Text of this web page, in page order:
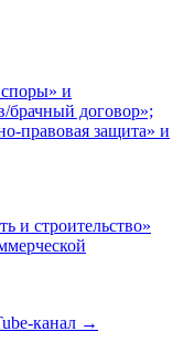
и
брачный договор»;
правовая защита» и
и строительство»
канал →